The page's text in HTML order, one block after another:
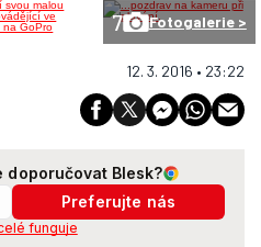
7 Fotogalerie >
12. 3. 2016 • 23:22
doporučovat Blesk?
Preferujte nás
funguje